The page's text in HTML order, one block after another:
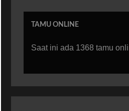
TAMU ONLINE
Saat ini ada 1368 tamu